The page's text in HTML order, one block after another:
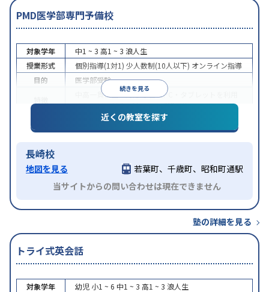
PMD医学部専門予備校
続きを見る
対象学年 中1 ~ 3 高1 ~ 3 浪人生
授業形式
個別指導(1対1) 少人数制(10人以下) オンライン指導
目的
医学部受験
中高一貫校生に対応学習にPC・タブレットを利用
オンライン対応1科目から受講可能
近くの教室を探す
長崎校
地図を見る
若葉町、千歳町、昭和町通駅
当サイトからの問い合わせは現在できません
塾の詳細を見る
トライ式英会話
対象学年 幼児 小1 ~ 6 中1 ~ 3 高1 ~ 3 浪人生